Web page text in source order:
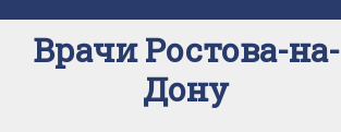
содержимому
Врачи Ростова-на-
Дону